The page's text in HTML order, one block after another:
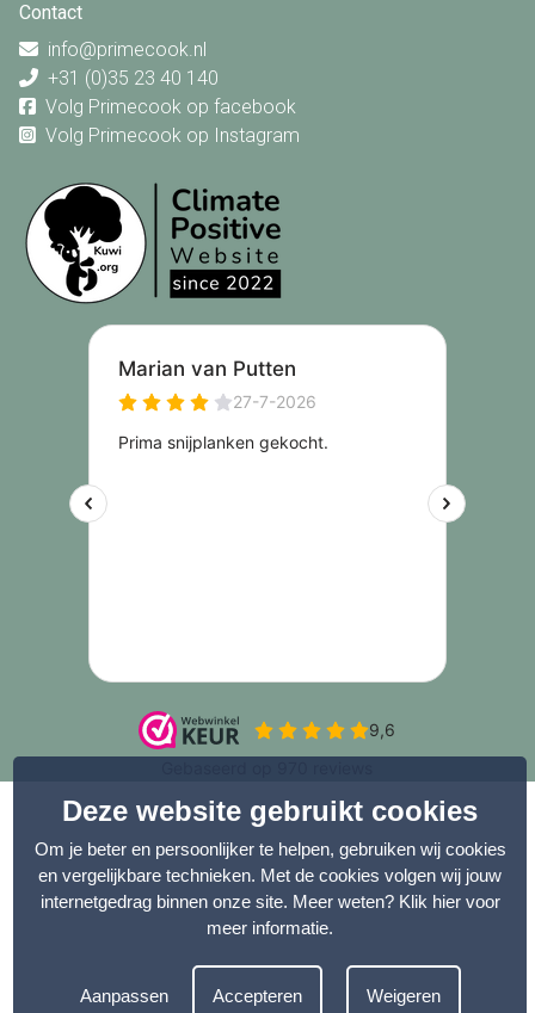
Contact
info@primecook.nl
+31 (0)35 23 40 140
Volg Primecook op facebook
Volg Primecook op Instagram
Deze website gebruikt cookies
Om je beter en persoonlijker te helpen, gebruiken wij cookies
en vergelijkbare technieken. Met de cookies volgen wij jouw
internetgedrag binnen onze site. Meer weten? Klik hier voor
meer informatie.
Aanpassen Accepteren Weigeren